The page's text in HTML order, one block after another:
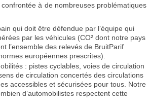
à de nombreuses problématiques
qui doit être défendue par l’équipe qui
par les véhicules (CO² dont notre pays
l’ensemble des relevés de BruitParif
européennes prescrites).
: pistes cyclables, voies de circulation
de circulation concertés des circulations
accessibles et sécurisées pour tous. Notre
d’automobilistes respectent cette